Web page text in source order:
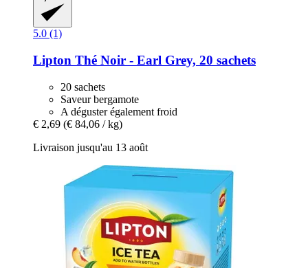
5.0 (1)
Lipton Thé Noir -​ Earl Grey, 20 sachets
20 sachets
Saveur bergamote
A déguster également froid
€ 2,69 (€ 84,06 / kg)
Livraison jusqu'au 13 août